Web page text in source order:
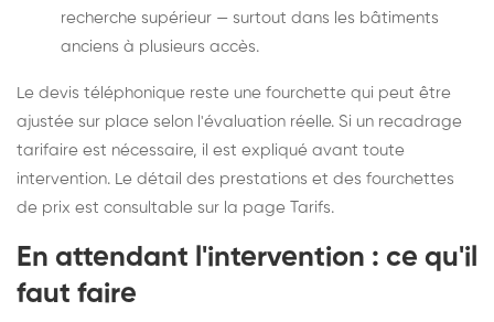
recherche supérieur — surtout dans les bâtiments
anciens à plusieurs accès.
Le devis téléphonique reste une fourchette qui peut être
ajustée sur place selon l'évaluation réelle. Si un recadrage
tarifaire est nécessaire, il est expliqué avant toute
intervention. Le détail des prestations et des fourchettes
de prix est consultable sur la page Tarifs.
En attendant l'intervention : ce qu'il
faut faire